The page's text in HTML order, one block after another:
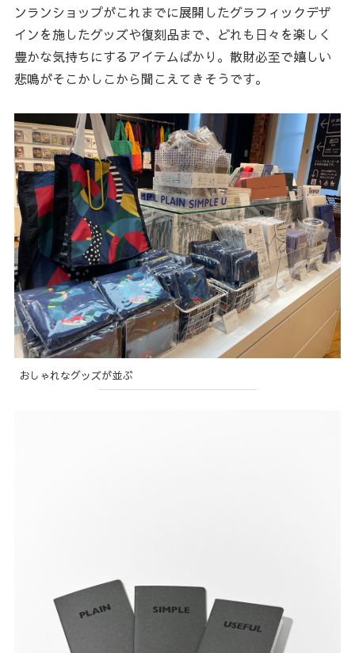
ンランショップがこれまでに展開したグラフィックデザ
インを施したグッズや復刻品まで、どれも日々を楽しく
豊かな気持ちにするアイテムばかり。散財必至で嬉しい
悲鳴がそこかしこから聞こえてきそうです。
おしゃれなグッズが並ぶ